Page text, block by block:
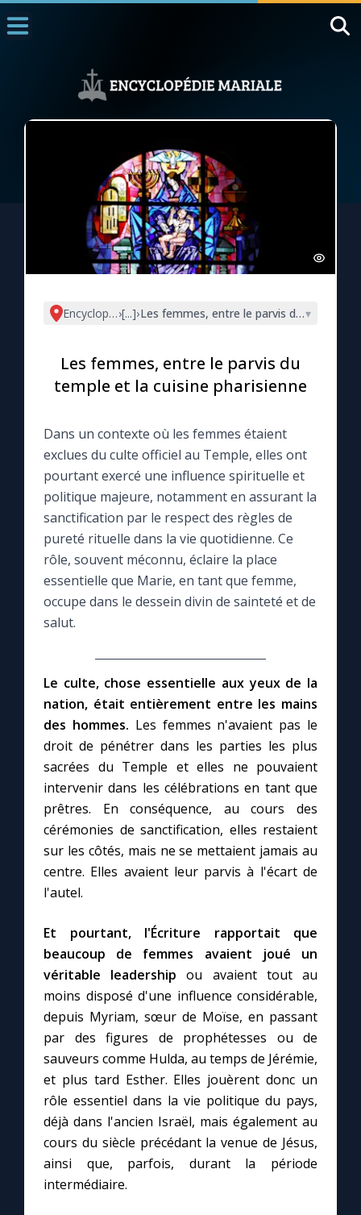
1000 Raisons de Croire
L'actualité de la semaine
La chaîne Youtube
La newsletter
La vidéo de la semaine
Le compte Tiktok
Le magazine
Le site internet
Questions-réponses
Prier au quotidien
Avec Thérèse de Lisieux
L'Évangile chaque jour
Les premiers samedis du mois
Marie qui défait les nœuds
Me consacrer à Jésus par Marie
Mes intentions de prière
Une neuvaine
À la une
1000 Raisons de Croire
Chapelet pour le monde
Contact
Faire un don
Encyclopédie mariale
›[...]›Les femmes, entre le parvis du temple et
▾
Les femmes, entre le parvis du
temple et la cuisine pharisienne
Dans un contexte où les femmes étaient
exclues du culte officiel au Temple, elles ont
pourtant exercé une influence spirituelle et
politique majeure, notamment en assurant la
sanctification par le respect des règles de
pureté rituelle dans la vie quotidienne. Ce
rôle, souvent méconnu, éclaire la place
essentielle que Marie, en tant que femme,
occupe dans le dessein divin de sainteté et de
salut.
Le culte, chose essentielle aux yeux de la
nation, était entièrement entre les mains
des hommes. Les femmes n'avaient pas le
droit de pénétrer dans les parties les plus
sacrées du Temple et elles ne pouvaient
intervenir dans les célébrations en tant que
prêtres. En conséquence, au cours des
cérémonies de sanctification, elles restaient
sur les côtés, mais ne se mettaient jamais au
centre. Elles avaient leur parvis à l'écart de
l'autel.
Et pourtant, l'Écriture rapportait que
beaucoup de femmes avaient joué un
véritable leadership ou avaient tout au
moins disposé d'une influence considérable,
depuis Myriam, sœur de Moïse, en passant
par des figures de prophétesses ou de
sauveurs comme Hulda, au temps de Jérémie,
et plus tard Esther. Elles jouèrent donc un
rôle essentiel dans la vie politique du pays,
déjà dans l'ancien Israël, mais également au
cours du siècle précédant la venue de Jésus,
ainsi que, parfois, durant la période
intermédiaire.